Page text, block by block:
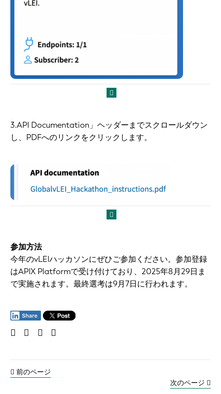
3.API Documentation」ヘッダーまでスクロールダウン
し、PDFへのリンクをクリックします。
参加方法
今年のvLEIハッカソンにぜひご参加ください。参加登録
はAPIX Platformで受け付けており、2025年8月29日ま
で実施されます。最終選考は9月7日に行われます。
前のページ
次のページ